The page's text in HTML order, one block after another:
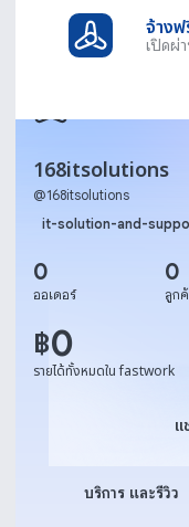
จ้าง
เปิดผ่
168itsolutions
@168itsolutions
it-solution-and-
0
ออเดอร์
0
ลูก
฿0
รายได้ทั้งหมดใน fastwork
แชทกับ
บริการ และรีวิว